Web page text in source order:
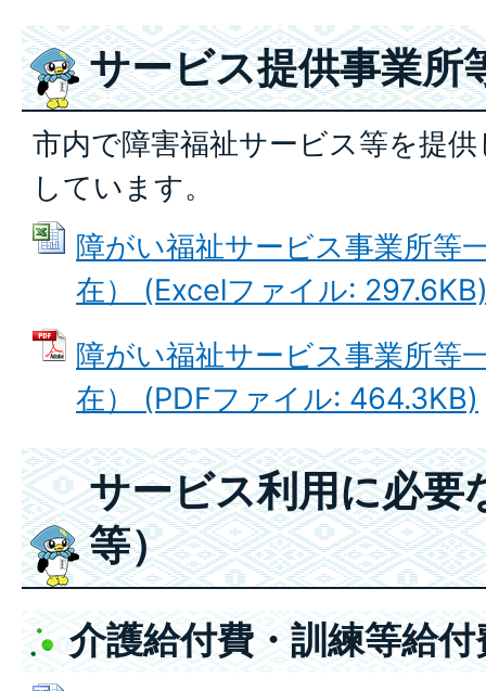
サービス提供事業所
市内で障害福祉サービス等を提
しています。
障がい福祉サービス事業所等
在） (Excelファイル:
障がい福祉サービス事業所等
在） (PDFファイル: 464.3KB)
サービス利用に必要
等）
介護給付費・訓練等給